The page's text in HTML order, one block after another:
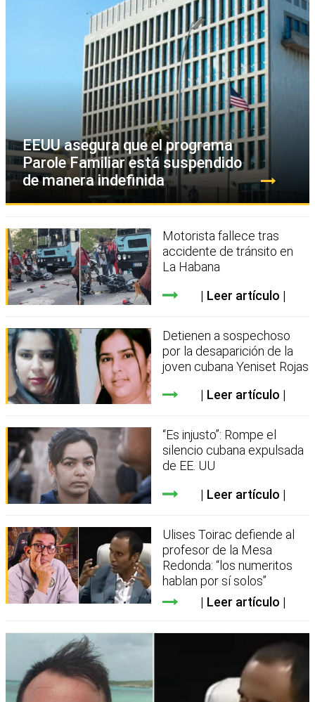
EEUU asegura que el programa
Parole Familiar está suspendido
de manera indefinida
Motorista fallece tras
accidente de tránsito en
La Habana
Leer artículo
Detienen a sospechoso
por la desaparición de la
joven cubana Yeniset Rojas
Leer artículo
“Es injusto”: Rompe el
silencio cubana expulsada
de EE. UU
Leer artículo
Ulises Toirac defiende al
profesor de la Mesa
Redonda: “los numeritos
hablan por sí solos”
Leer artículo